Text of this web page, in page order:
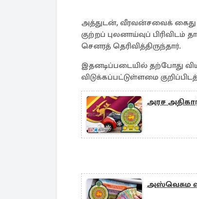
அத்துடன், வீரவன்சவைக் கைது
குற்றப் புலனாய்வுப்
செனரத் தெரிவித்திருந்தார்.
இதனடிப்படையில் தற்போது
விடுக்கப்பட்டுள்ளமை
அரச
அஸ்வெசும